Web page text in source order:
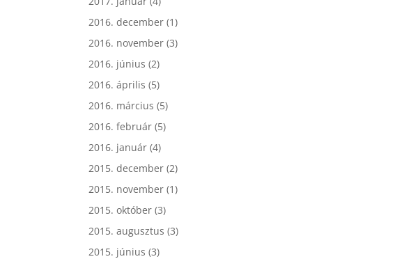
2016. december(1)
2016. november(3)
2016. június (2)
2016. április (5)
2016. március (5)
2016. február(5)
2016. január(4)
2015. december(2)
2015. november(1)
2015. október(3)
2015. augusztus (3)
2015. június (3)